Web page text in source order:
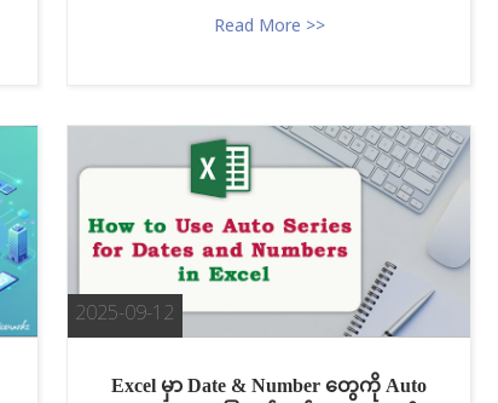
Read More >>
2025-09-12
Excel မှာ Date & Number တွေကို Auto